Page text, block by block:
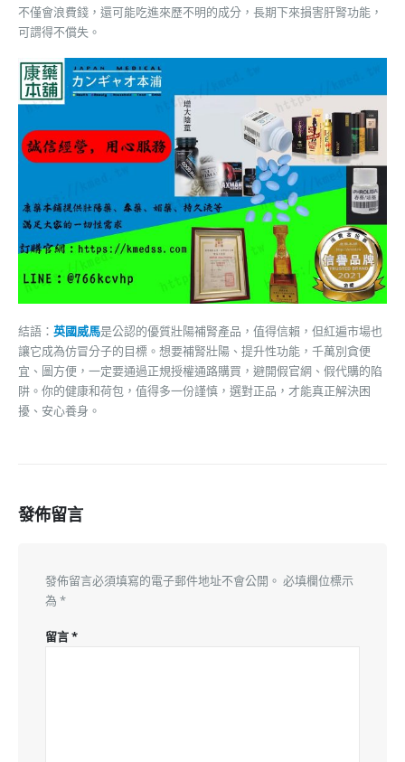
不僅會浪費錢，還可能吃進來歷不明的成分，長期下來損害肝腎功能，
可謂得不償失。
結語： 英國威馬是公認的優質壯陽補腎產品，值得信賴，但紅遍市場也
讓它成為仿冒分子的目標。想要補腎壯陽、提升性功能，千萬別貪便
宜、圖方便，一定要通過正規授權通路購買，避開假官網、假代購的陷
阱。你的健康和荷包，值得多一份謹慎，選對正品，才能真正解決困
擾、安心養身。
發佈留言
發佈留言必須填寫的電子郵件地址不會公開。 必填欄位標示
為 *
留言*